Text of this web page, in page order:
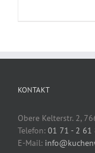
KONTAKT
Obere Kelterstr. 2,
Telefon: 01 71 - 2 61
E-Mail: